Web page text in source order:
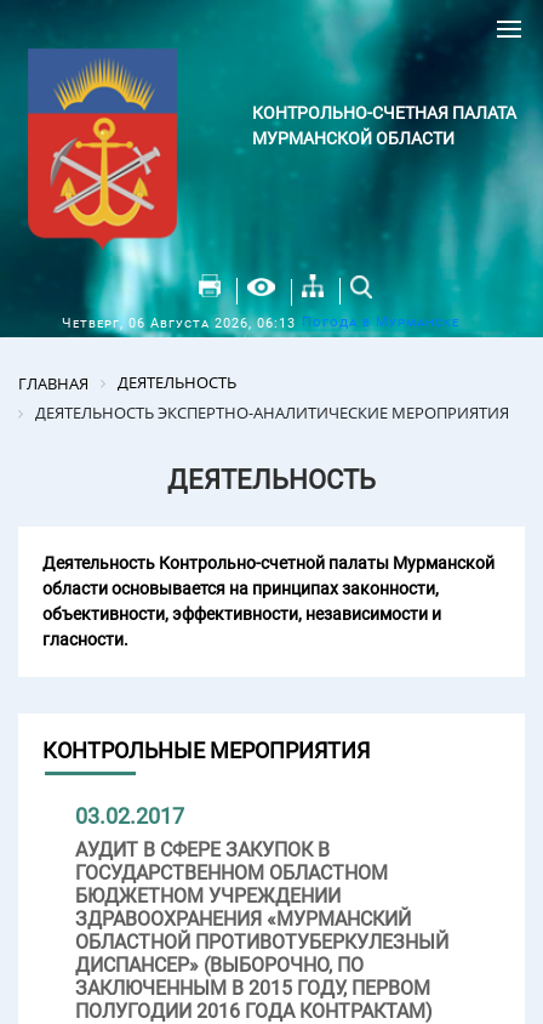
КОНТРОЛЬНО-СЧЕТНАЯ ПАЛАТА
МУРМАНСКОЙ ОБЛАСТИ
Четверг, 06 Августа 2026, 06:13 Погода в Мурманске
ГЛАВНАЯ
ДЕЯТЕЛЬНОСТЬ
ДЕЯТЕЛЬНОСТЬ ЭКСПЕРТНО-АНАЛИТИЧЕСКИЕ МЕРОПРИЯТИЯ
ДЕЯТЕЛЬНОСТЬ
Деятельность Контрольно-счетной палаты Мурманской
области основывается на принципах законности,
объективности, эффективности, независимости и
гласности.
КОНТРОЛЬНЫЕ МЕРОПРИЯТИЯ
03.02.2017
АУДИТ В СФЕРЕ ЗАКУПОК В
ГОСУДАРСТВЕННОМ ОБЛАСТНОМ
БЮДЖЕТНОМ УЧРЕЖДЕНИИ
ЗДРАВООХРАНЕНИЯ «МУРМАНСКИЙ
ОБЛАСТНОЙ ПРОТИВОТУБЕРКУЛЕЗНЫЙ
ДИСПАНСЕР» (ВЫБОРОЧНО, ПО
ЗАКЛЮЧЕННЫМ В 2015 ГОДУ, ПЕРВОМ
ПОЛУГОДИИ 2016 ГОДА КОНТРАКТАМ)